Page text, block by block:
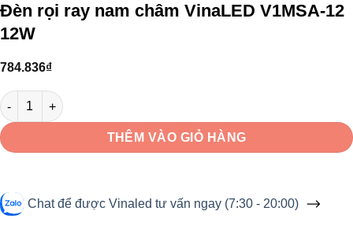
Đèn rọi ray nam châm VinaLED V1MSA-12
12W
784.836₫
Đèn rọi ray nam châm VinaLED V1MSA-12 12W số lượng
THÊM VÀO GIỎ HÀNG
Chat để được Vinaled tư vấn ngay (7:30 - 20:00)